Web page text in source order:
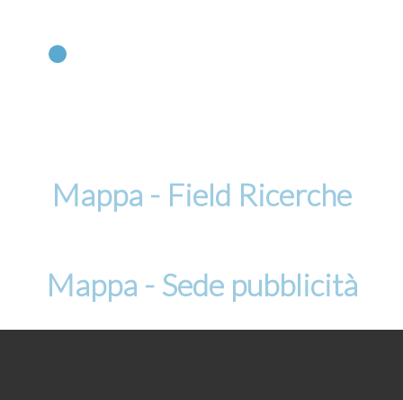
Mappa - Field Ricerche
Mappa - Sede pubblicità